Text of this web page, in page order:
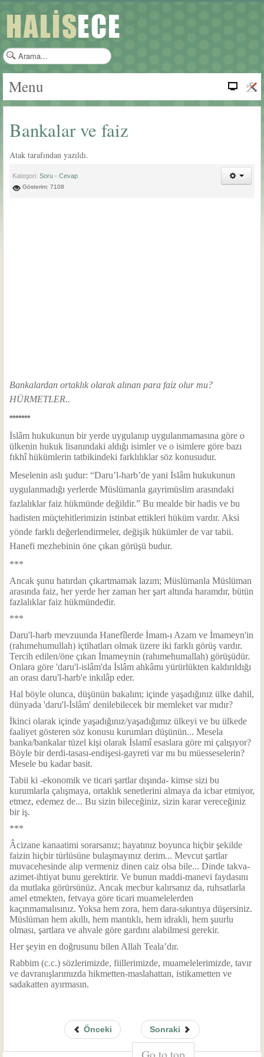
a
a
Menu
Bankalar ve faiz
Atak tarafından yazıldı.
Kategori: Soru - Cevap
Gösterim: 7108
Bankalardan ortaklık olarak alınan para faiz olur mu?
HÜRMETLER..
*******
İslâm hukukunun bir yerde uygulanıp uygulanmamasına göre o
ülkenin hukuk lisanındaki aldığı isimler ve o isimlere göre bazı
fıkhî hükümlerin tatbikindeki farklılıklar söz konusudur.
Meselenin aslı şudur: “Daru’l-harb’de yani İslâm hukukunun
uygulanmadığı yerlerde Müslümanla gayrimüslim arasındaki
fazlalıklar faiz hükmünde değildir.” Bu mealde bir hadis ve bu
hadisten müçtehitlerimizin istinbat ettikleri hüküm vardır. Aksi
yönde farklı değerlendirmeler, değişik hükümler de var tabii.
Hanefi mezhebinin öne çıkan görüşü budur.
***
Ancak şunu hatırdan çıkartmamak lazım; Müslümanla Müslüman
arasında faiz, her yerde her zaman her şart altında haramdır, bütün
fazlalıklar faiz hükmündedir.
***
Daru'l-harb mevzuunda Hanefîlerde İmam-ı Azam ve İmameyn'in
(rahımehumullah) içtihatları olmak üzere iki farklı görüş vardır.
Tercih edilen/öne çıkan İmameynin (rahımehumallah) görüşüdür.
Onlara göre 'daru'l-islâm'da İslâm ahkâmı yürürlükten kaldırıldığı
an orası daru'l-harb'e inkılâp eder.
Hal böyle olunca, düşünün bakalım; içinde yaşadığınız ülke dahil,
dünyada 'daru'l-İslâm' denilebilecek bir memleket var mıdır?
İkinci olarak içinde yaşadığınız/yaşadığımız ülkeyi ve bu ülkede
faaliyet gösteren söz konusu kurumları düşünün... Mesela
banka/bankalar tüzel kişi olarak İslamî esaslara göre mi çalışıyor?
Böyle bir derdi-tasası-endişesi-gayreti var mı bu müesseselerin?
Mesele bu kadar basit.
Tabii ki -ekonomik ve ticari şartlar dışında- kimse sizi bu
kurumlarla çalışmaya, ortaklık senetlerini almaya da icbar etmiyor,
etmez, edemez de... Bu sizin bileceğiniz, sizin karar vereceğiniz
bir iş.
***
Âcizane kanaatimi sorarsanız; hayatınız boyunca hiçbir şekilde
faizin hiçbir türlüsüne bulaşmayınız derim... Mevcut şartlar
muvacehesinde alıp vermeniz dinen caiz olsa bile... Dinde takva-
azimet-ihtiyat bunu gerektirir. Ve bunun maddi-manevi faydasını
da mutlaka görürsünüz. Ancak mecbur kalırsanız da, ruhsatlarla
amel etmekten, fetvaya göre ticari muamelelerden
kaçınmamalısınız. Yoksa hem zora, hem dara-sıkıntıya düşersiniz.
Müslüman hem akıllı, hem mantıklı, hem idrakli, hem şuurlu
olması, şartlara ve ahvale göre gardını alabilmesi gerekir.
Her şeyin en doğrusunu bilen Allah Teala’dır.
Rabbim (c.c.) sözlerimizde, fiillerimizde, muamelelerimizde, tavır
ve davranışlarımızda hikmetten-maslahattan, istikametten ve
sadakatten ayırmasın.
Önceki Sonraki